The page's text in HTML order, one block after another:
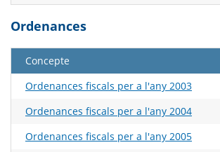
Ordenances
Concepte
Ordenances fiscals per a l'any 2003
Ordenances fiscals per a l'any 2004
Ordenances fiscals per a l'any 2005